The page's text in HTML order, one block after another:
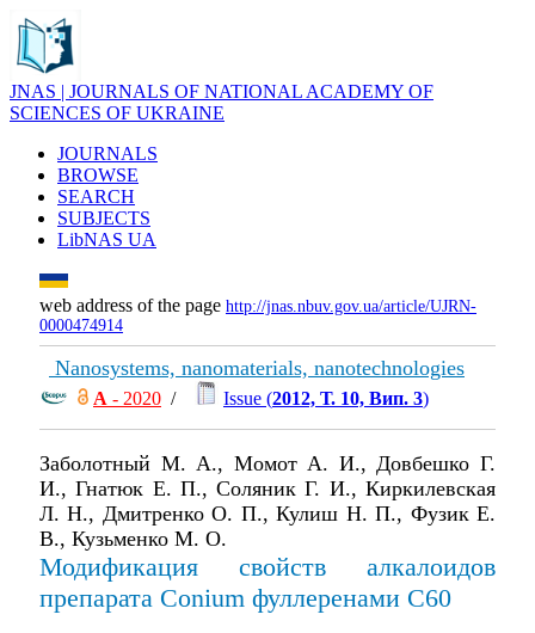
JNAS | JOURNALS OF NATIONAL ACADEMY OF
SCIENCES OF UKRAINE
JOURNALS
BROWSE
SEARCH
SUBJECTS
LibNAS UA
web address of the page http://jnas.nbuv.gov.ua/article/UJRN-
0000474914
Nanosystems, nanomaterials, nanotechnologies
А - 2020 / Issue (2012, Т. 10, Вип. 3)
Заболотный М. А., Момот А. И., Довбешко Г.
И., Гнатюк Е. П., Соляник Г. И., Киркилевская
Л. Н., Дмитренко О. П., Кулиш Н. П., Фузик Е.
В., Кузьменко М. О.
Модификация свойств алкалоидов
препарата Conium фуллеренами С60